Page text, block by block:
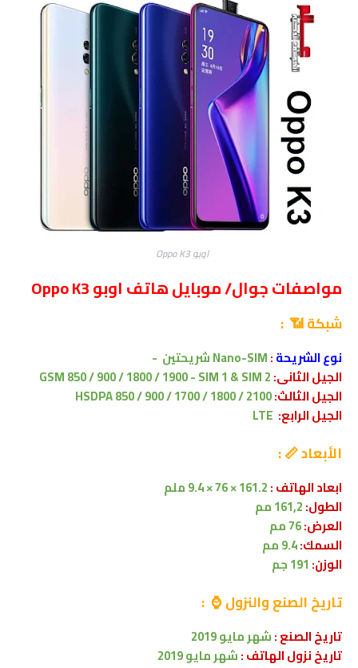
اوبو Oppo K3
مواصفات جوال/ موبايل هاتف اوبو Oppo K3
شبكة 📶 :
نوع الشريحة:
Nano-SIMشريحتين -
الجيل الثانى:GSM 850 / 900 / 1800 / 1900 - SIM 1 & SIM 2
الجيل الثالث:HSDPA 850 / 900 / 1700 / 1800 / 2100
الجيل الرابع: LTE
الأبعاد 📏 :
ابعاد الهاتف :161.2 × 76 × 9.4 ملم
الطول:161,2 مم
العرض:
السمك:9.4 مم
الوزن:
تاريخ الصنع والنزول ⌚ :
تاريخ الصنع :شهرمايو
تاريخ نزول الهاتف :شهرمايو